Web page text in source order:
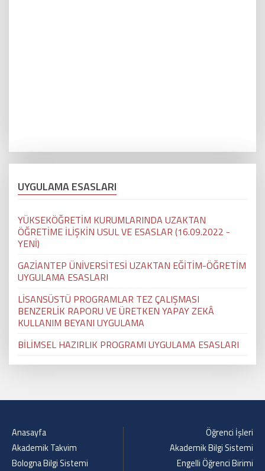
UYGULAMA ESASLARI
YÜKSEKÖĞRETİM KURUMLARINDA UZAKTAN
ÖĞRETİME İLİŞKİN USUL VE ESASLAR (16.09.2022 -
YENİ)
GAZİANTEP ÜNİVERSİTESİ UZAKTAN EĞİTİM-ÖĞRETİM
UYGULAMA ESASLARI
LİSANSÜSTÜ PROGRAMLAR TEZ ÇALIŞMASI
BENZERLİK RAPORU VE ÜRETKEN YAPAY ZEKÂ
KULLANIM BEYANI UYGULAMA
BİLİMSEL HAZIRLIK PROGRAMI UYGULAMA ESASLARI
Anasayfa
Akademik Takvim
Bologna Bilgi Sistemi
Öğrenci İşleri
Akademik Bilgi Sistemi
Engelli Öğrenci Birimi